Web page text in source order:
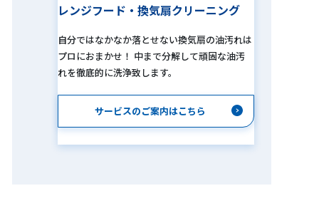
レンジフード・換気扇クリーニング
自分ではなかなか落とせない換気扇の油汚れは
プロにおまかせ！ 中まで分解して頑固な油汚
れを徹底的に洗浄致します。
サービスのご案内はこちら